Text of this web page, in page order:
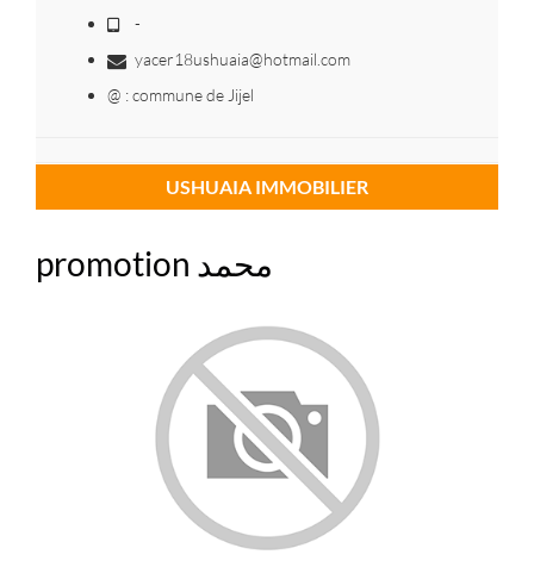
-
yacer18ushuaia@hotmail.com
@ : commune de Jijel
USHUAIA IMMOBILIER
promotion محمد